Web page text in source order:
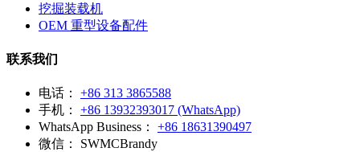
挖掘装载机
OEM 重型设备配件
联系我们
电话：
+86 313 3865588
手机：
+86 13932393017 (WhatsApp)
WhatsApp Business：
+86 18631390497
微信：
SWMCBrandy